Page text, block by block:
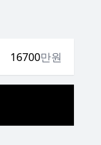
만원